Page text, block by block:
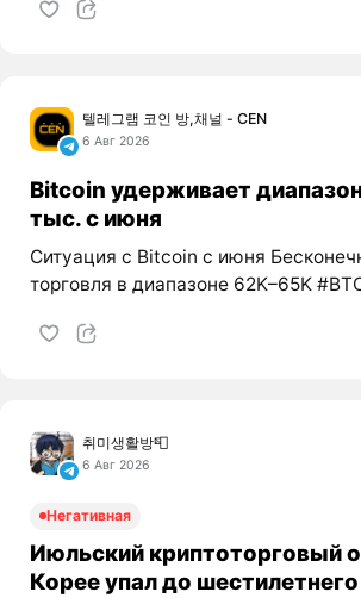
텔레그램 코인 방,채널 - CEN
6 Авг 2026
Bitcoin удерживает
тыс. с июня
Ситуация с Bitcoin с июня
торговля в диапазоне 62K–65K
취미생활방📮
6 Авг 2026
Негативная
Июльский криптоторговый
Корее упал до